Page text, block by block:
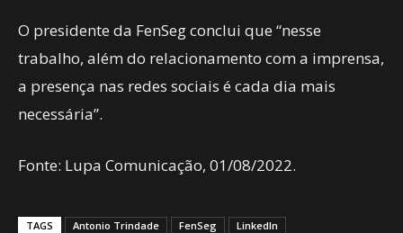
O presidente da FenSeg conclui que “nesse
trabalho, além do relacionamento com a imprensa,
a presença nas redes sociais é cada dia mais
necessária”.
Fonte: Lupa Comunicação, 01/08/2022.
TAGS Antonio Trindade FenSeg LinkedIn